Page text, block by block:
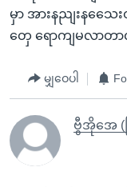
မှာ အားနညျးနသေေ
တှေ ရောကျမလာတ
မျှဝေပါ
ဗွီအိုအေ (မ